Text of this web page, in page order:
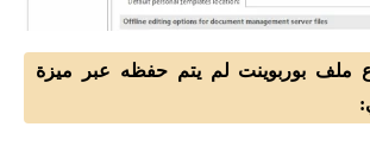
ملف بوربوينت لم يتم حفظه عبر ميزة